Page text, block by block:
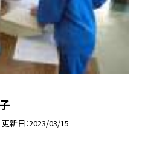
更新日 2023/03/15